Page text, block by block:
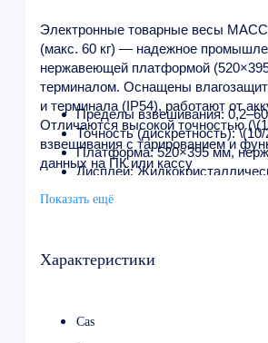
Электронные товарные весы
(макс. 60 кг) — надежное
нержавеющей платформой
терминалом. Оснащены
и терминала (IP54), работают от
Отличаются высокой точностью
взвешивания с тарированием и
данных на ПК или кассу
Пределы взвешивания: 0,2–60
Точность (дискретность): \(10/
Платформа: 520×395 мм,
Дисплей:
работы.
системам (Атол, Эвотор, Viki).
Показать ещё
Характеристики
Cas